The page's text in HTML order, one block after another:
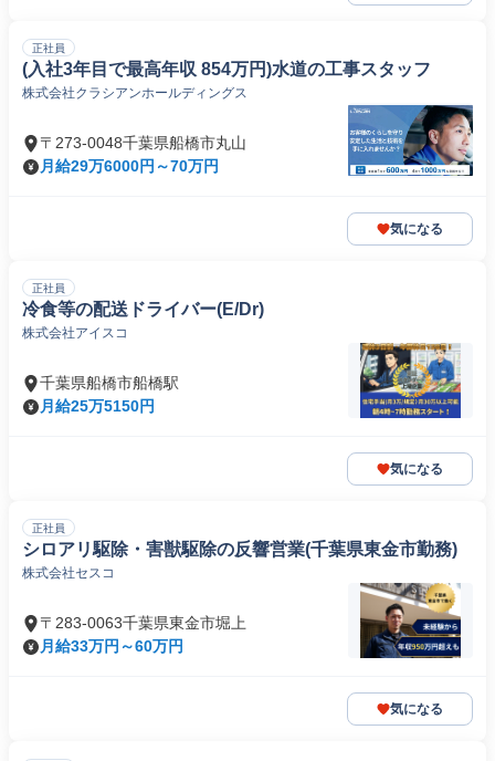
正社員
(入社3年目で最高年収 854万円)水道の工事スタッフ
株式会社クラシアンホールディングス
〒273-0048千葉県船橋市丸山
月給29万6000円～70万円
気になる
正社員
冷食等の配送ドライバー(E/Dr)
株式会社アイスコ
千葉県船橋市船橋駅
月給25万5150円
気になる
正社員
シロアリ駆除・害獣駆除の反響営業(千葉県東金市勤務)
株式会社セスコ
〒283-0063千葉県東金市堀上
月給33万円～60万円
気になる